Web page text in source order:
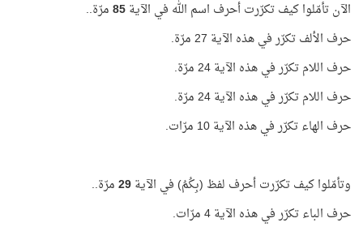
الآن تأمّلوا كيف تكرّرت أحرف اسم الله في الآية85مرّة..
حرف الألف تكرّر في هذه الآية 27 مرّة.
حرف اللام تكرّر في هذه الآية 24 مرّة.
حرف اللام تكرّر في هذه الآية 24 مرّة.
حرف الهاء تكرّر في هذه الآية 10 مرّات.
وتأمّلوا كيف تكرّرت أحرف لفظ (بِكُمُ) في الآية29مرّة..
حرف الباء تكرّر في هذه الآية 4 مرّات.